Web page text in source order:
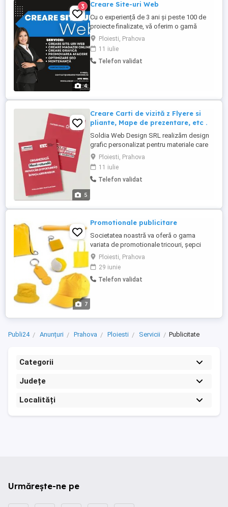
4
3 Creare Site-uri Web
Cu o experiență de 3 ani și peste 100 de
proiecte finalizate, vă oferim o gamă
completă de servicii pentru a satisface
nevoile dumneavoastră în domeniul web:
Creare Site-uri de Informare, Creare
Magazine Online, Creare Grafică,
Ploiesti, Prahova
11 iulie
Telefon validat
5
Creare Carti de vizită z Flyere si
pliante, Mape de prezentare, etc .
Soldia Web Design SRL realizăm design
grafic personalizat pentru materiale care
lasă o impresie puternică și profesionistă:
Cărți de vizită design clar, modern,
adaptat identității tale vizuale Flyere și
pliante ideale pentru promovarea
Ploiesti, Prahova
11 iulie
Telefon validat
7
Promotionale publicitare
Societatea noastră va oferă o gama
variata de promotionale tricouri, șepci
pixuri brichete,odorizant
auto,veste,sacose,etc. Pentru mai multe
detalii ne puteți contacta la tel .
Ploiesti, Prahova
29 iunie
Telefon validat
Publi24 Anunțuri Prahova Ploiesti Servicii Publicitate
Categorii
Județe
Localități
Urmărește-ne pe